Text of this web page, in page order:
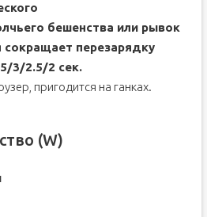
бешенства или рывок
сокращает перезарядку
3/2.5/2 сек.
пригодится на ганках.
(W)